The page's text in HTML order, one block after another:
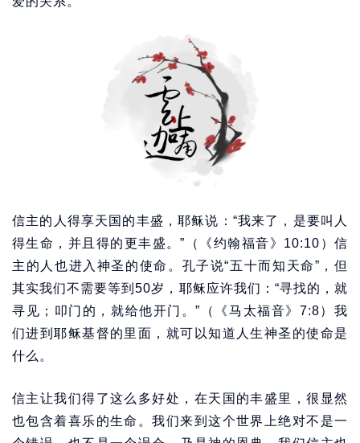
信主的人得享天国的丰盛，耶稣说：“我来了，是要叫人
得生命，并且得的更丰盛。”（《约翰福音》10:10）信
主的人也进入神圣的使命。孔子说“五十而知天命”，但
其实我们不需要等到50岁，耶稣应许我们：“寻找的，就
寻见；叩门的，就给他开门。”（《马太福音》7:8）我
们进到耶稣基督的里面，就可以知道人生神圣的使命是
什么。
信主让我们得了这么多好处，在天国的丰盛里，很显然
也包含着喜乐的生命。我们来到这个世界上绝对不是一